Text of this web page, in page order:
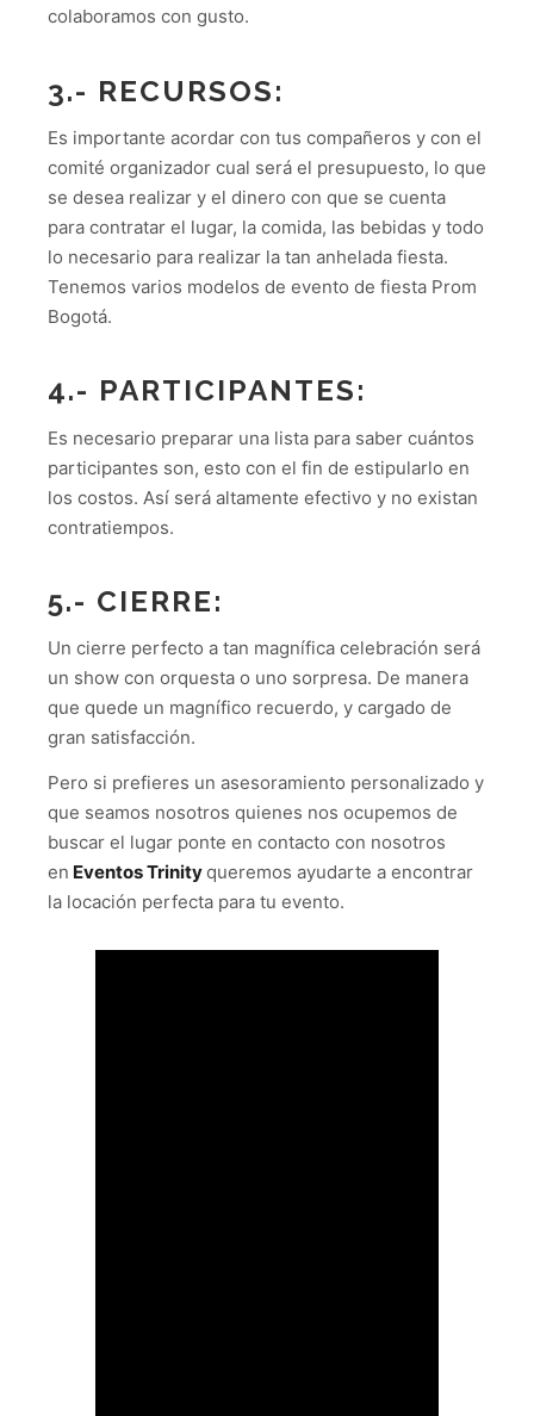
colaboramos con gusto.
3.- RECURSOS:
Es importante acordar con tus compañeros y con el
comité organizador cual será el presupuesto, lo que
se desea realizar y el dinero con que se cuenta
para contratar el lugar, la comida, las bebidas y todo
lo necesario para realizar la tan anhelada fiesta.
Tenemos varios modelos de evento de fiesta Prom
Bogotá.
4.- PARTICIPANTES:
Es necesario preparar una lista para saber cuántos
participantes son, esto con el fin de estipularlo en
los costos. Así será altamente efectivo y no existan
contratiempos.
5.- CIERRE:
Un cierre perfecto a tan magnífica celebración será
un show con orquesta o uno sorpresa. De manera
que quede un magnífico recuerdo, y cargado de
gran satisfacción.
Pero si prefieres un asesoramiento personalizado y
que seamos nosotros quienes nos ocupemos de
buscar el lugar ponte en contacto con nosotros
en Eventos Trinityqueremos ayudarte a encontrar
la locación perfecta para tu evento.